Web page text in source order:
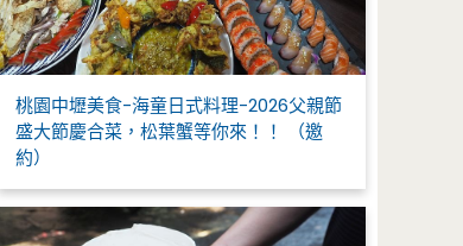
桃園中壢美食-海童日式料理-2026父親節
盛大節慶合菜，松葉蟹等你來！！ （邀
約）